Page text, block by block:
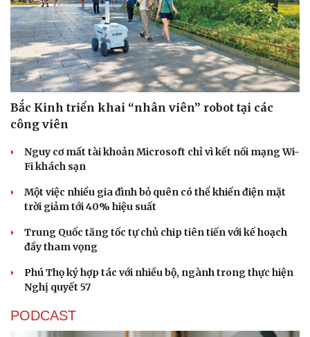
Bắc Kinh triển khai “nhân viên” robot tại các
công viên
Nguy cơ mất tài khoản Microsoft chỉ vì kết nối mạng Wi-
Fi khách sạn
Một việc nhiều gia đình bỏ quên có thể khiến điện mặt
trời giảm tới 40% hiệu suất
Trung Quốc tăng tốc tự chủ chip tiên tiến với kế hoạch
đầy tham vọng
Phú Thọ ký hợp tác với nhiều bộ, ngành trong thực hiện
Nghị quyết 57
PODCAST